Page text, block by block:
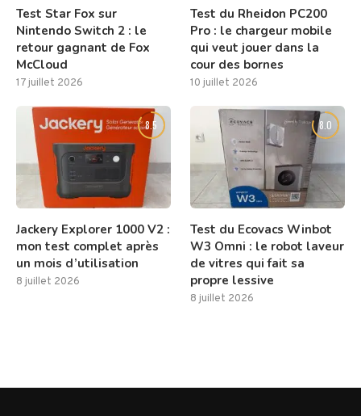
Test Star Fox sur
Nintendo Switch 2 : le
retour gagnant de Fox
McCloud
17 juillet 2026
Test du Rheidon PC200
Pro : le chargeur mobile
qui veut jouer dans la
cour des bornes
10 juillet 2026
8.5
Jackery Explorer 1000 V2 :
mon test complet après
un mois d’utilisation
8 juillet 2026
8.0
Test du Ecovacs Winbot
W3 Omni : le robot laveur
de vitres qui fait sa
propre lessive
8 juillet 2026